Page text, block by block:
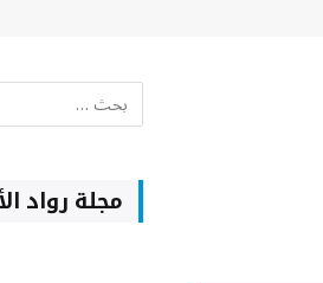
مجلة رواد